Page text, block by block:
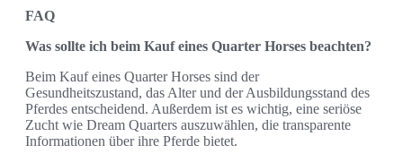
FAQ
Was sollte ich beim Kauf eines Quarter Horses beachten?
Beim Kauf eines Quarter Horses sind der
Gesundheitszustand, das Alter und der Ausbildungsstand des
Pferdes entscheidend. Außerdem ist es wichtig, eine seriöse
Zucht wie Dream Quarters auszuwählen, die transparente
Informationen über ihre Pferde bietet.